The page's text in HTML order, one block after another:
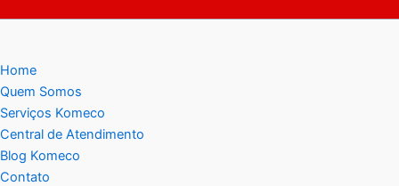
Home
Quem Somos
Serviços Komeco
Central de Atendimento
Blog Komeco
Contato